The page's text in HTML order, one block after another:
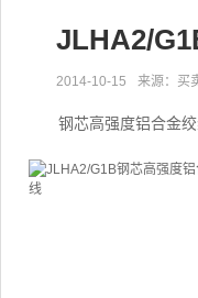
JLHA2/
2014-10-15 来源：买
钢芯高强度铝合金